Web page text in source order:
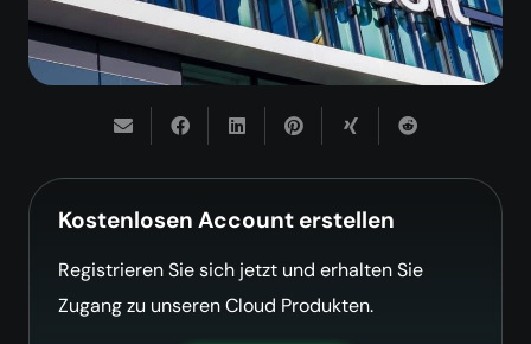
Kostenlosen Account erstellen
Registrieren Sie sich jetzt und erhalten Sie
Zugang zu unseren Cloud Produkten.